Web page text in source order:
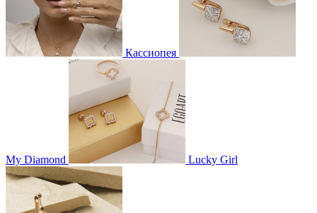
Кассиопея
My Diamond Lucky Girl